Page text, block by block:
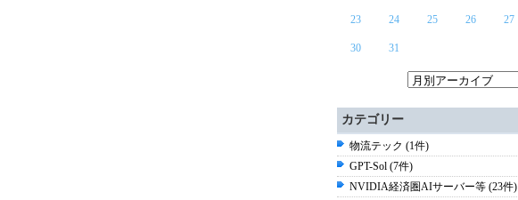
23 24 25 26 27
30 31
カテゴリー
物流テック (1件)
GPT-Sol (7件)
NVIDIA経済圏AIサーバー等 (23件)